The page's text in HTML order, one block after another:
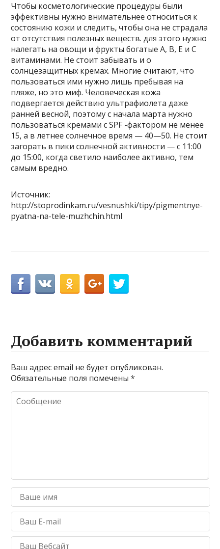
Чтобы косметологические процедуры были
эффективны нужно внимательнее относиться к
состоянию кожи и следить, чтобы она не страдала
от отсутствия полезных веществ. для этого нужно
налегать на овощи и фрукты богатые А, В, Е и С
витаминами. Не стоит забывать и о
солнцезащитных кремах. Многие считают, что
пользоваться ими нужно лишь пребывая на
пляже, но это миф. Человеческая кожа
подвергается действию ультрафиолета даже
ранней весной, поэтому с начала марта нужно
пользоваться кремами с SPF -фактором не менее
15, а в летнее солнечное время — 40—50. Не стоит
загорать в пики солнечной активности — с 11:00
до 15:00, когда светило наиболее активно, тем
самым вредно.
Источник:
http://stoprodinkam.ru/vesnushki/tipy/pigmentnye-
pyatna-na-tele-muzhchin.html
Добавить комментарий
Ваш адрес email не будет опубликован.
Обязательные поля помечены*